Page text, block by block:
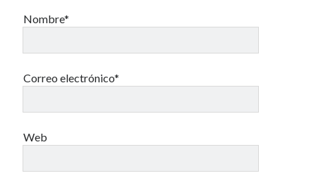
40 des astres
Nombre*
Correo electrónico*
Web